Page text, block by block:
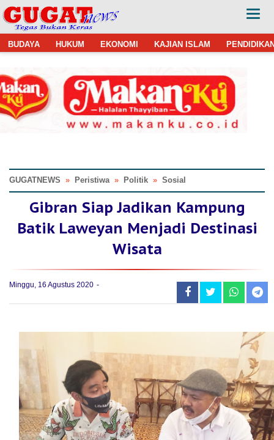
BUDAYA HUKUM EKONOMI KAJIAN ISLAM
GUGATNEWS » Peristiwa » Politik » Sosial
Gibran Siap Jadikan Kampung
Batik Laweyan Menjadi Destinasi
Wisata
Minggu, 16 Agustus 2020